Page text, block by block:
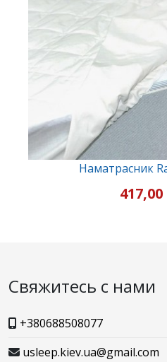
Наматрасник
Свяжитесь с нами
+380688508077
usleep.kiev.ua@gmail.com